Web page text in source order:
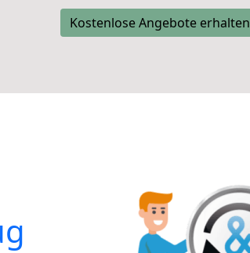
Kostenlose Angebote erhalten